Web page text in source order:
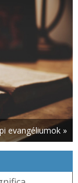
evangéliumok »